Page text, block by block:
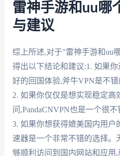
雷神手游和uu哪
与建议
综上所述,对于"雷神手游和uu
得出以下结论和建议:1. 如果
好的回国体验,斧牛VPN是不错
2. 如果你仅仅是想实现稳定高
问,PandaCNVPN也是一个很不
3. 如果你想获得媲美国内用户
速器是一个非常不错的选择。
够顺利访问到国内网站和应用